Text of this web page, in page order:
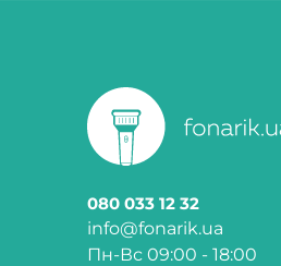
080 033 12 32
info@fonarik.ua
Пн-Вс 09:00 - 18:00